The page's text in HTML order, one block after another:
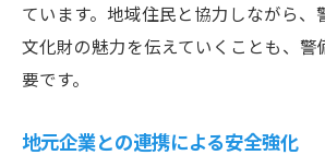
ています。地域住民と協力しながら、
文化財の魅力を伝えていくことも、警
要です。
地元企業との連携による安全強化